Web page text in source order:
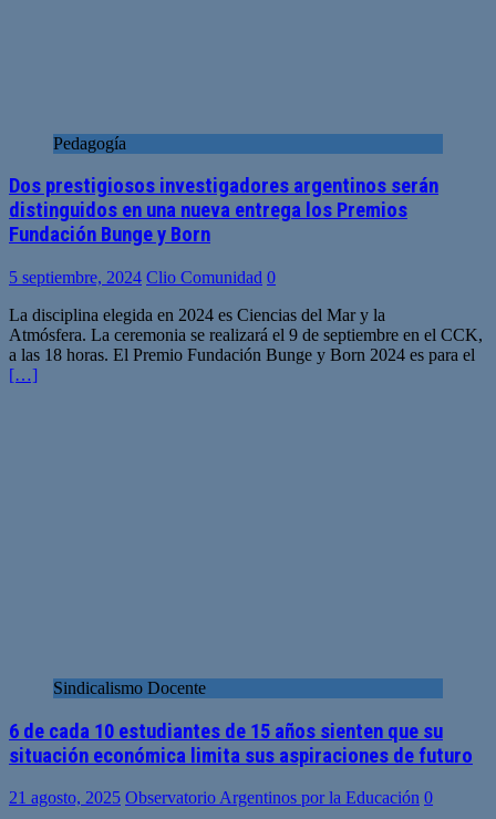
Pedagogía
Dos prestigiosos investigadores argentinos serán
distinguidos en una nueva entrega los Premios
Fundación Bunge y Born
5 septiembre, 2024 Clio Comunidad 0
La disciplina elegida en 2024 es Ciencias del Mar y la
Atmósfera. La ceremonia se realizará el 9 de septiembre en el CCK,
a las 18 horas. El Premio Fundación Bunge y Born 2024 es para el
[…]
Sindicalismo Docente
6 de cada 10 estudiantes de 15 años sienten que su
situación económica limita sus aspiraciones de futuro
21 agosto, 2025 Observatorio Argentinos por la Educación 0